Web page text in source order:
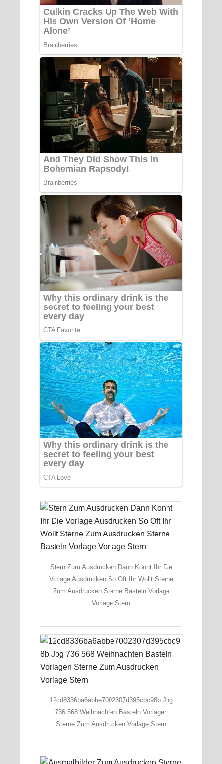
Stern Zum Ausdrucken Dann Konnt Ihr Die
Vorlage Ausdrucken So Oft Ihr Wollt Sterne
Zum Ausdrucken Sterne Basteln Vorlage
Vorlage Stern
12cd8336ba6abbe7002307d395cbc98b Jpg
736 568 Weihnachten Basteln Vorlagen
Sterne Zum Ausdrucken Vorlage Stern